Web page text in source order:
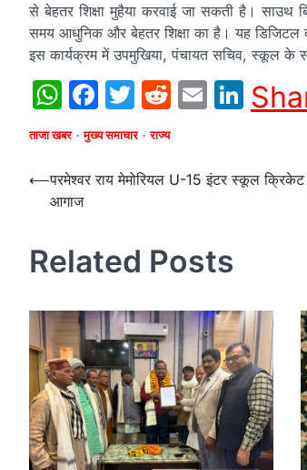
से बेहतर शिक्षा मुहैया करवाई जा सकती है। साउथ
समय आधुनिक और बेहतर शिक्षा का है। यह डिजिटल
इस कार्यक्रम में उपमुखिया, पंचायत सचिव, स्कूल के
WhatsApp
Facebook
Twitter
Reddit
Email
ताजा खबर मुख्य समाचार राज्य
Post
navigation
⟵परमेश्वर राय मेमोरियल U-15 इंटर स्कूल क्रिकेट
आगाज
Related Posts